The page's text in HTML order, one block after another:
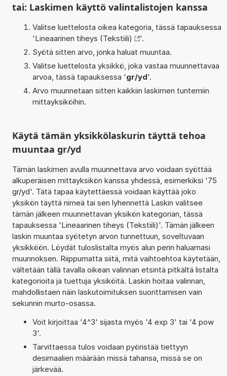
tai: Laskimen käyttö valintalistojen kanssa
Valitse luettelosta oikea kategoria, tässä tapauksessa
'Lineaarinen tiheys (Tekstiili)
'.
Syötä sitten arvo, jonka haluat muuntaa.
Valitse luettelosta yksikkö, joka vastaa muunnettavaa
arvoa, tässä tapauksessa 'gr/yd'.
Arvo muunnetaan sitten kaikkiin laskimen tuntemiin
mittayksiköihin.
Käytä tämän yksikkölaskurin täyttä tehoa
muuntaa gr/yd
Tämän laskimen avulla muunnettava arvo voidaan syöttää
alkuperäisen mittayksikön kanssa yhdessä, esimerkiksi '75
gr/yd'. Tätä tapaa käytettäessä voidaan käyttää joko
yksikön täyttä nimeä tai sen lyhennettä Laskin valitsee
tämän jälkeen muunnettavan yksikön kategorian, tässä
tapauksessa 'Lineaarinen tiheys (Tekstiili)'. Tämän jälkeen
laskin muuntaa syötetyn arvon tunnettuun, soveltuvaan
yksikköön. Löydät tuloslistalta myös alun perin haluamasi
muunnoksen. Riippumatta siitä, mitä vaihtoehtoa käytetään,
vältetään tällä tavalla oikean valinnan etsintä pitkältä listalta
kategorioita ja tuettuja yksiköitä. Laskin hoitaa valinnan,
mahdollistaen näin laskutoimituksen suorittamisen vain
sekunnin murto-osassa.
Voit kirjoittaa '4^3' sijasta myös '4 exp 3' tai '4 pow
3'.
Tarvittaessa tulos voidaan pyöristää tiettyyn
desimaalien määrään missä tahansa, missä se on
järkevää.